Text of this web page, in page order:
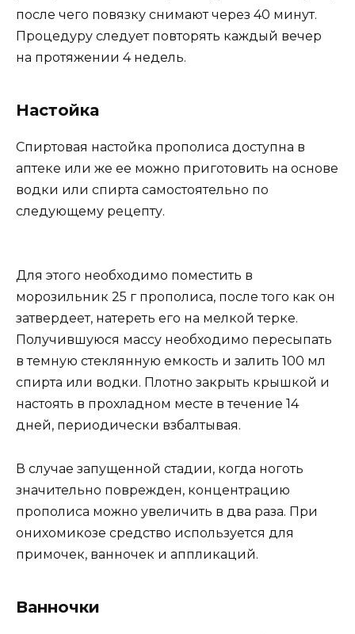
после чего повязку снимают через 40 минут.
Процедуру следует повторять каждый вечер
на протяжении 4 недель.
Настойка
Спиртовая настойка прополиса доступна в
аптеке или же ее можно приготовить на основе
водки или спирта самостоятельно по
следующему рецепту.
Для этого необходимо поместить в
морозильник 25 г прополиса, после того как он
затвердеет, натереть его на мелкой терке.
Получившуюся массу необходимо пересыпать
в темную стеклянную емкость и залить 100 мл
спирта или водки. Плотно закрыть крышкой и
настоять в прохладном месте в течение 14
дней, периодически взбалтывая.
В случае запущенной стадии, когда ноготь
значительно поврежден, концентрацию
прополиса можно увеличить в два раза. При
онихомикозе средство используется для
примочек, ванночек и аппликаций.
Ванночки